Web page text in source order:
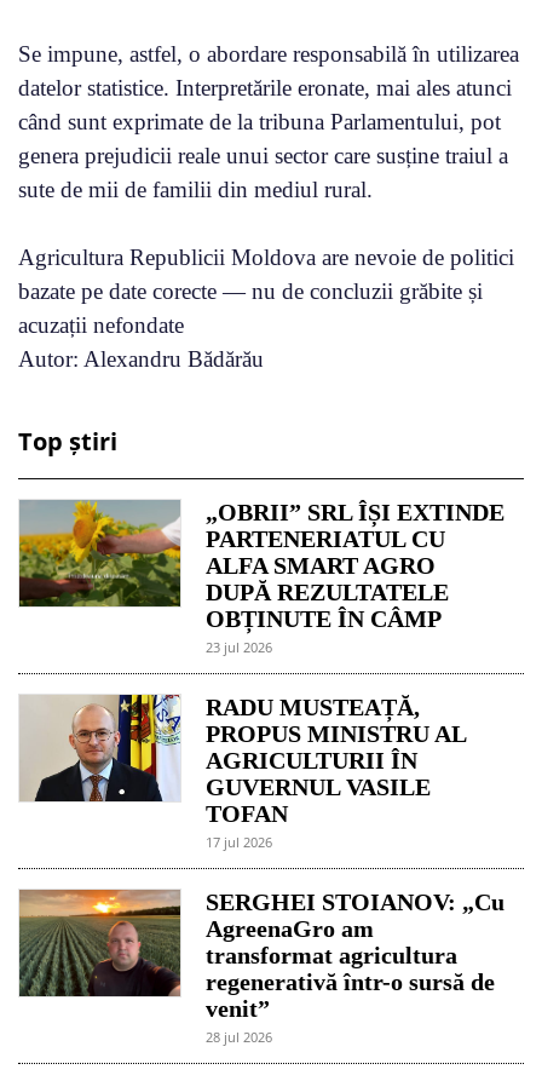
Se impune, astfel, o abordare responsabilă în utilizarea
datelor statistice. Interpretările eronate, mai ales atunci
când sunt exprimate de la tribuna Parlamentului, pot
genera prejudicii reale unui sector care susține traiul a
sute de mii de familii din mediul rural.
Agricultura Republicii Moldova are nevoie de politici
bazate pe date corecte — nu de concluzii grăbite și
acuzații nefondate
Autor: Alexandru Bădărău
Top știri
„OBRII” SRL ÎȘI EXTINDE
PARTENERIATUL CU
ALFA SMART AGRO
DUPĂ REZULTATELE
OBȚINUTE ÎN CÂMP
23 jul 2026
RADU MUSTEAȚĂ,
PROPUS MINISTRU AL
AGRICULTURII ÎN
GUVERNUL VASILE
TOFAN
17 jul 2026
SERGHEI STOIANOV: „Cu
AgreenaGro am
transformat agricultura
regenerativă într-o sursă de
venit”
28 jul 2026